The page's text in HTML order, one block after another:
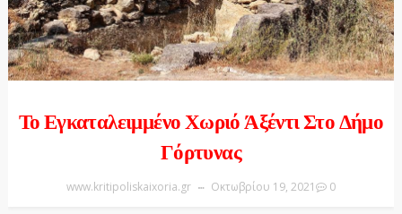
Το Εγκαταλειμμένο Χωριό Άξέντι Στο Δήμο
Γόρτυνας
www.kritipoliskaixoria.gr Οκτωβρίου 19, 2021 0